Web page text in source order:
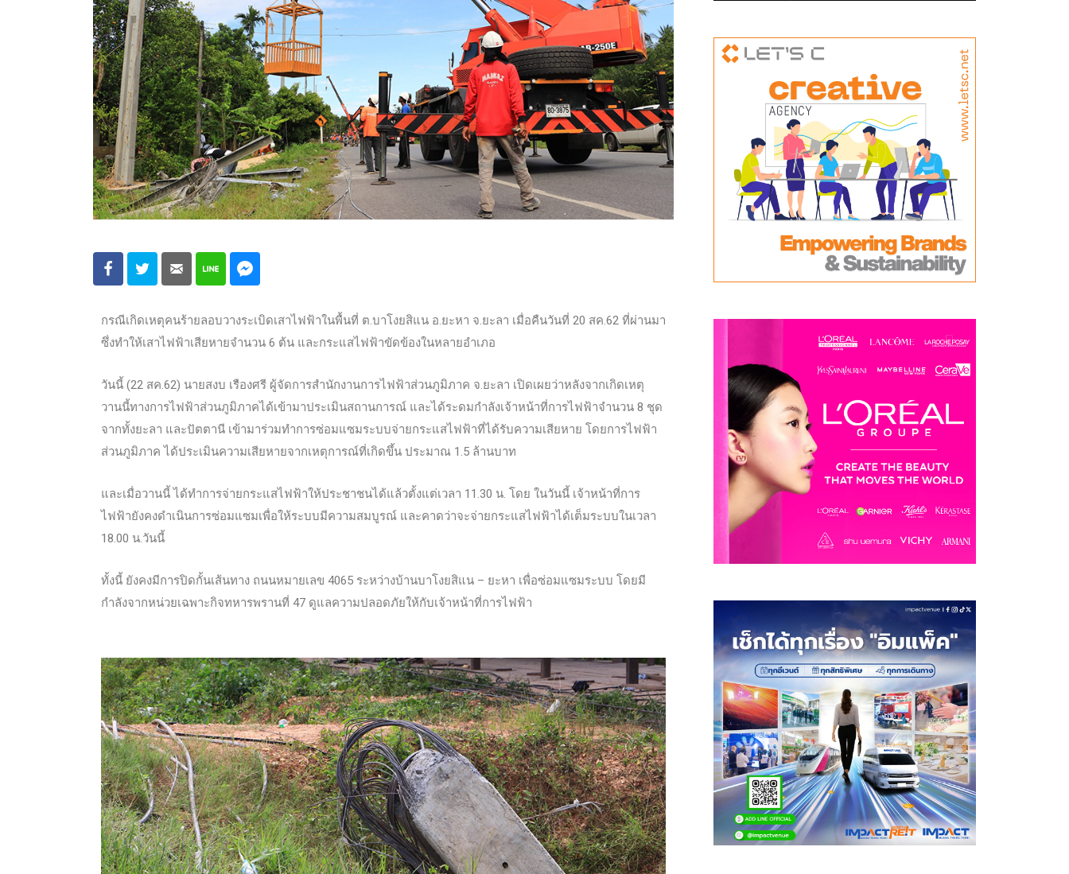
กรณีเกิดเหตุคนร้ายลอบวางระเบิดเสาไฟฟ้าในพื้นที่ ต.บาโงยสิแน อ.ยะหา จ.ยะลา เมื่อคืนวันที่ 20 สค.62 ที่ผ่านมา
ซึ่งทำให้เสาไฟฟ้าเสียหายจำนวน 6 ต้น และกระแสไฟฟ้าขัดข้องในหลายอำเภอ
วันนี้ (22 สค.62) นายสงบ เรืองศรี ผู้จัดการสำนักงานการไฟฟ้าส่วนภูมิภาค จ.ยะลา เปิดเผยว่าหลังจากเกิดเหตุ
วานนี้ทางการไฟฟ้าส่วนภูมิภาคได้เข้ามาประเมินสถานการณ์ และได้ระดมกำลังเจ้าหน้าที่การไฟฟ้าจำนวน 8 ชุด
จากทั้งยะลา และปัตตานี เข้ามาร่วมทำการซ่อมแซมระบบจ่ายกระแสไฟฟ้าที่ได้รับความเสียหาย โดยการไฟฟ้า
ส่วนภูมิภาค ได้ประเมินความเสียหายจากเหตุการณ์ที่เกิดขึ้น ประมาณ 1.5 ล้านบาท
และเมื่อวานนี้ ได้ทำการจ่ายกระแสไฟฟ้าให้ประชาชนได้แล้วตั้งแต่เวลา 11.30 น. โดย ในวันนี้ เจ้าหน้าที่การ
ไฟฟ้ายังคงดำเนินการซ่อมแซมเพื่อให้ระบบมีความสมบูรณ์ และคาดว่าจะจ่ายกระแสไฟฟ้าได้เต็มระบบในเวลา
18.00 น.วันนี้
ทั้งนี้ ยังคงมีการปิดกั้นเส้นทาง ถนนหมายเลข 4065 ระหว่างบ้านบาโงยสิแน – ยะหา เพื่อซ่อมแซมระบบ โดยมี
กำลังจากหน่วยเฉพาะกิจทหารพรานที่ 47 ดูแลความปลอดภัยให้กับเจ้าหน้าที่การไฟฟ้า